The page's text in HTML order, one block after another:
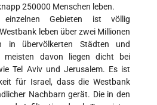
250000 Menschen leben.
Gebieten ist völlig
leben über zwei Millionen
in übervölkerten Städten und
meisten davon liegen dicht bei
Tel Aviv und Jerusalem. Es ist
für Israel, dass die Westbank
Nachbarn gerät. Die in den